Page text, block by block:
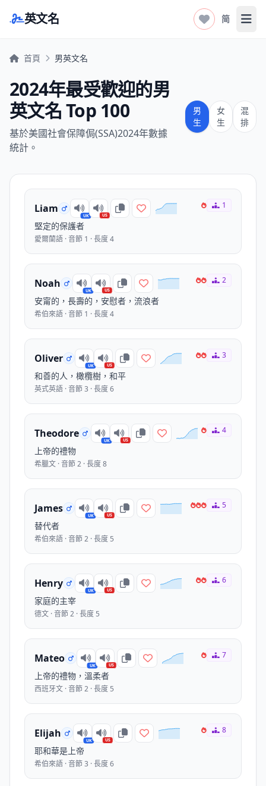
英文名 简 打
首頁 男英文名
2024年最受歡迎的男
英文名 Top 100
基於美國社會保障侷(SSA)2024年數據
統計。
男
生
女
生
混
排
Liam
UK US
堅定的保護者
愛爾蘭語 · 音節 1 · 長度 4
1
Noah
UK US
安甯的，長壽的，安慰者，流浪者
希伯來語 · 音節 1 · 長度 4
2
Oliver
UK US
和善的人，橄欖樹，和平
英式英語 · 音節 3 · 長度 6
3
Theodore
UK US
上帝的禮物
希臘文 · 音節 2 · 長度 8
4
James
UK US
替代者
希伯來語 · 音節 2 · 長度 5
5
Henry
UK US
家庭的主宰
德文 · 音節 2 · 長度 5
6
Mateo
UK US
上帝的禮物，溫柔者
西班牙文 · 音節 2 · 長度 5
7
Elijah
UK US
耶和華是上帝
希伯來語 · 音節 3 · 長度 6
8